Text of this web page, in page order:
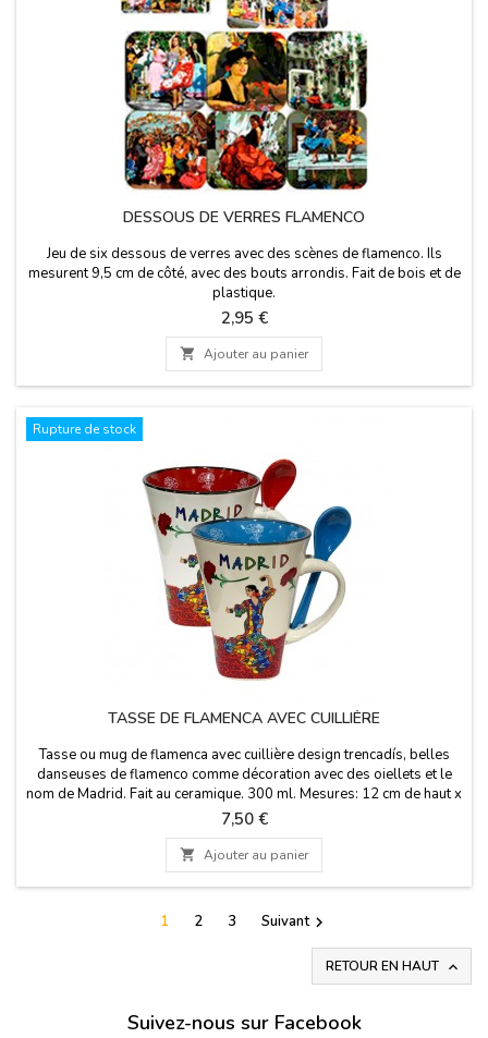
DESSOUS DE VERRES FLAMENCO
Jeu de six dessous de verres avec des scènes de flamenco. Ils
mesurent 9,5 cm de côté, avec des bouts arrondis. Fait de bois et de
plastique.
Prix
2,95 €
 Ajouter au panier
Rupture de stock
TASSE DE FLAMENCA AVEC CUILLIÈRE
Tasse ou mug de flamenca avec cuillière design trencadís, belles
danseuses de flamenco comme décoration avec des oiellets et le
nom de Madrid. Fait au ceramique. 300 ml. Mesures: 12 cm de haut x
9 cm de diamètre
Prix
7,50 €
 Ajouter au panier
1 2 3 Suivant
RETOUR EN HAUT 
Suivez-nous sur Facebook